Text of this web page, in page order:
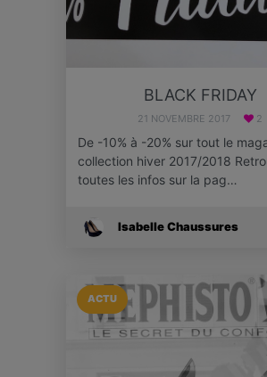
BLACK FRIDAY
21 NOVEMBRE 2017 2
De -10% à -20% sur tout le
collection hiver 2017/2018
toutes les infos sur la pag…
Isabelle Chaussures
ACTU